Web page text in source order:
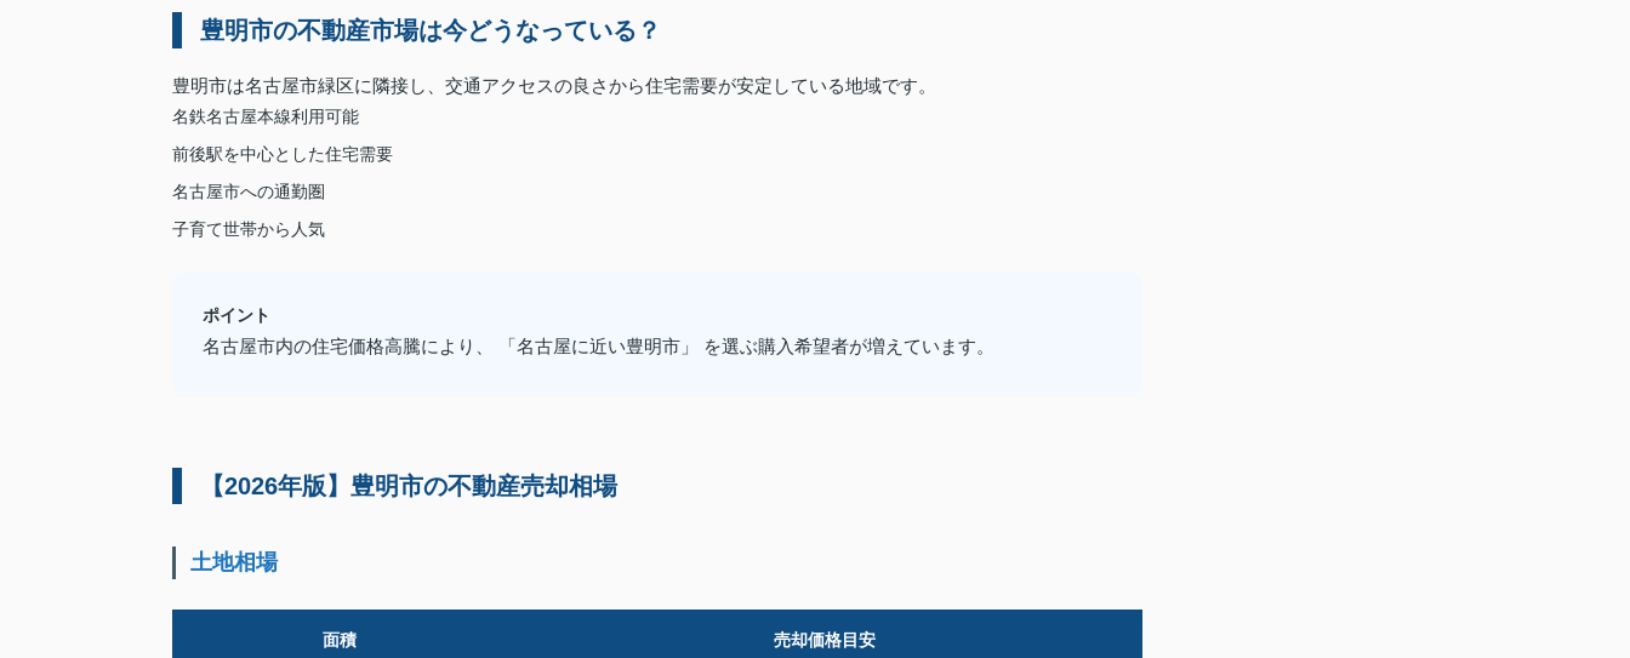
豊明市の不動産市場は今どうなっている？
豊明市は名古屋市緑区に隣接し、交通アクセスの良さから住宅需要が安定している地域です。
名鉄名古屋本線利用可能
前後駅を中心とした住宅需要
名古屋市への通勤圏
子育て世帯から人気
ポイント
名古屋市内の住宅価格高騰により、 「名古屋に近い豊明市」 を選ぶ購入希望者が増えています。
【2026年版】豊明市の不動産売却相場
土地相場
面積 売却価格目安